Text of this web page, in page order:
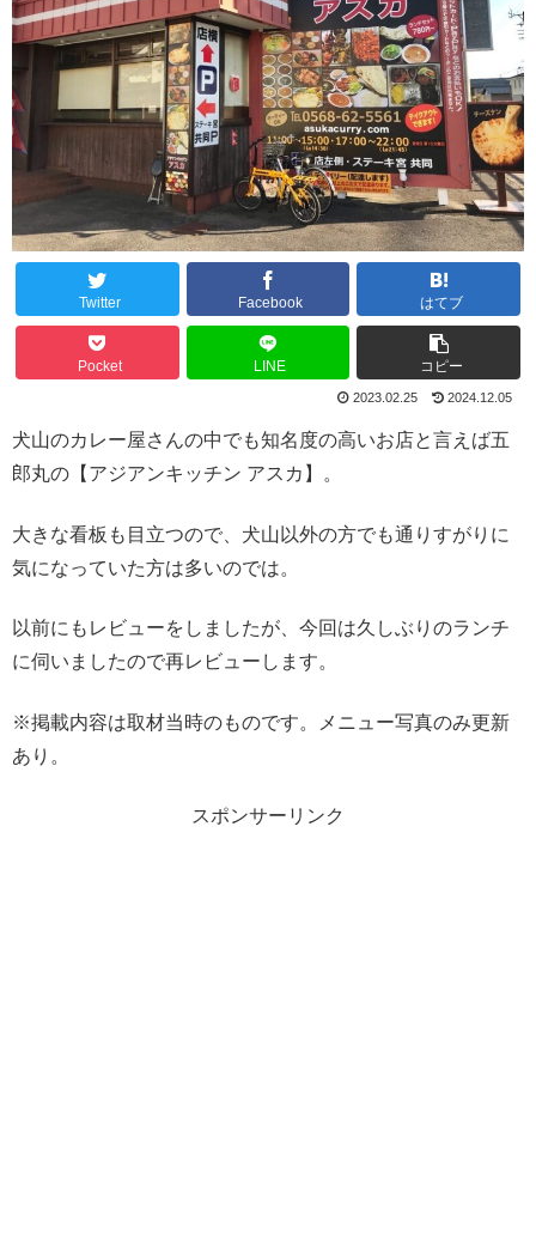
Twitter Facebook はてブ
Pocket LINE コピー
2023.02.25 2024.12.05
犬山のカレー屋さんの中でも知名度の高いお店と言えば五
郎丸の【アジアンキッチン アスカ】。
大きな看板も目立つので、犬山以外の方でも通りすがりに
気になっていた方は多いのでは。
以前にもレビューをしましたが、今回は久しぶりのランチ
に伺いましたので再レビューします。
※掲載内容は取材当時のものです。メニュー写真のみ更新
あり。
スポンサーリンク